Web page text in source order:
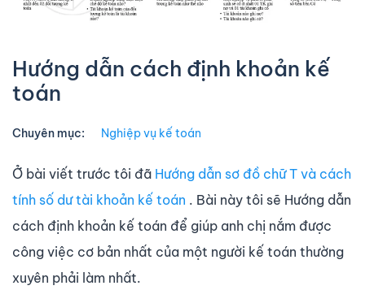
Hướng dẫn cách định khoản kế
toán
Chuyên mục: Nghiệp vụ kế toán
Ở bài viết trước tôi đã Hướng dẫn sơ đồ chữ T và cách
tính số dư tài khoản kế toán . Bài này tôi sẽ Hướng dẫn
cách định khoản kế toán để giúp anh chị nắm được
công việc cơ bản nhất của một người kế toán thường
xuyên phải làm nhất.